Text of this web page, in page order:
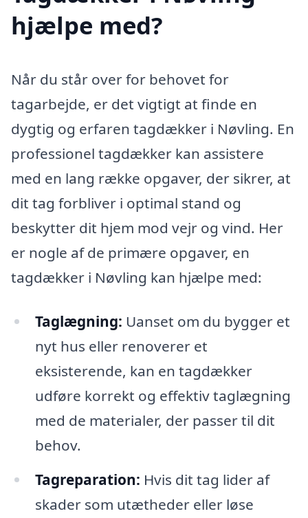
hjælpe med?
Når du står over for behovet for
tagarbejde, er det vigtigt at finde en
dygtig og erfaren tagdækker i Nøvling. En
professionel tagdækker kan assistere
med en lang række opgaver, der sikrer, at
dit tag forbliver i optimal stand og
beskytter dit hjem mod vejr og vind. Her
er nogle af de primære opgaver, en
tagdækker i Nøvling kan hjælpe med:
Taglægning: Uanset om du bygger et
nyt hus eller renoverer et
eksisterende, kan en tagdækker
udføre korrekt og effektiv taglægning
med de materialer, der passer til dit
behov.
Tagreparation: Hvis dit tag lider af
skader som utætheder eller løse